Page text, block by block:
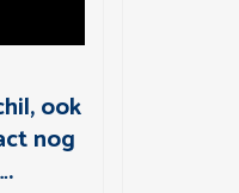
ook
nog